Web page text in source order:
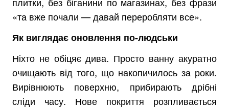
«та вже почали — давай переробляти все».
Як виглядає оновлення по-людськи
Ніхто не обіцяє дива. Просто ванну акуратно
очищають від того, що накопичилось за роки.
Вирівнюють поверхню, прибирають дрібні
сліди часу. Нове покриття розпливається